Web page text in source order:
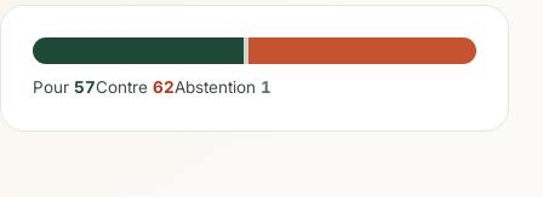
Pour 57Contre 62Abstention 1